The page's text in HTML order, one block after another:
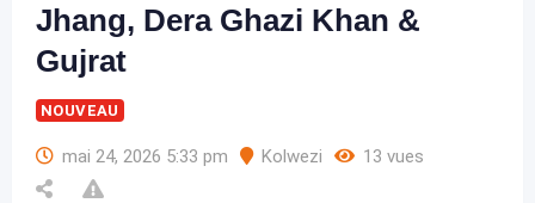
Jhang, Dera Ghazi Khan &
Gujrat
NOUVEAU
mai 24, 2026 5:33 pm Kolwezi 13 vues